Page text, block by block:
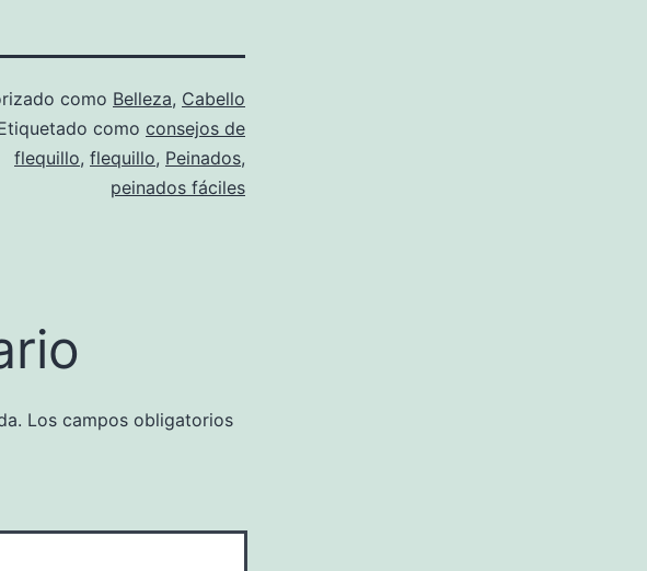
como Belleza, Cabello
como consejos de
flequillo, flequillo, Peinados,
peinados fáciles
Los campos obligatorios